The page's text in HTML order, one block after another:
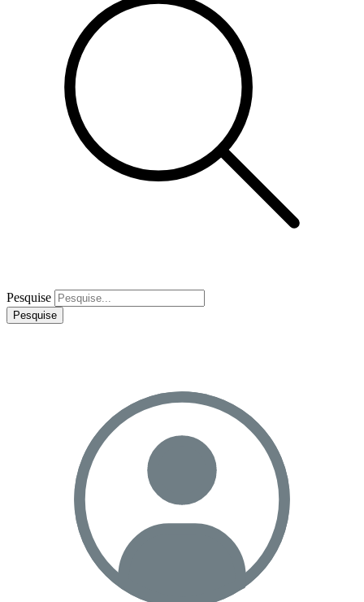
Pesquise
Pesquise